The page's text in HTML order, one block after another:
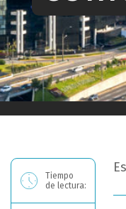
Tiempo
de lectura: